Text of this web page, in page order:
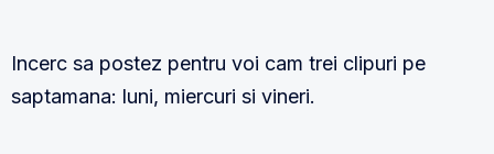
Incerc sa postez pentru voi cam trei clipuri pe
saptamana: luni, miercuri si vineri.